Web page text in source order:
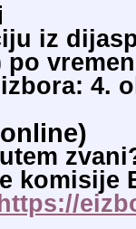
iz
po
4.
komisije
https://